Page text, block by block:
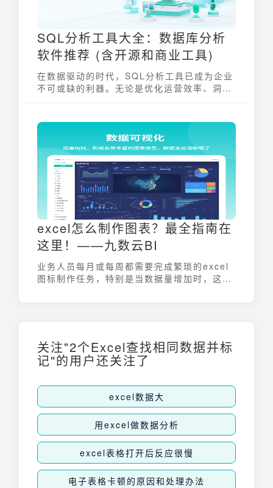
SQL分析工具大全：数据库分析
软件推荐 (含开源和商业工具)
在数据驱动的时代，SQL分析工具已成为企业
不可或缺的利器。无论是优化运营效率、洞察
南，将深入探讨市面上主流的开源和商业数据
库分析软件，帮助您选择最适合自身需求的工
具。
excel怎么制作图表？最全指南在
这里！——九数云BI
业务人员每月或每周都需要完成繁琐的excel
图标制作任务，特别是当数据量增加时，这会
关注"2个Excel查找相同数据并标
记"的用户还关注了
excel数据大
用excel做数据分析
excel表格打开后反应很慢
电子表格卡顿的原因和处理办法